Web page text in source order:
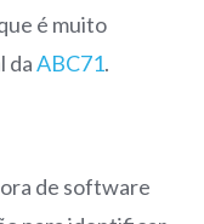
é muito
daABC71.
de software